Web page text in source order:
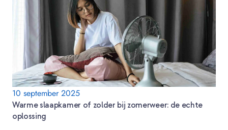
10 september 2025
Warme slaapkamer of zolder bij zomerweer: de echte
oplossing